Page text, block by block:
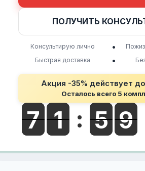
ПОЛУЧИТЬ
Консультирую лично •
Быстрая доставка
•
Акция -35% действует до
Осталось всего 5